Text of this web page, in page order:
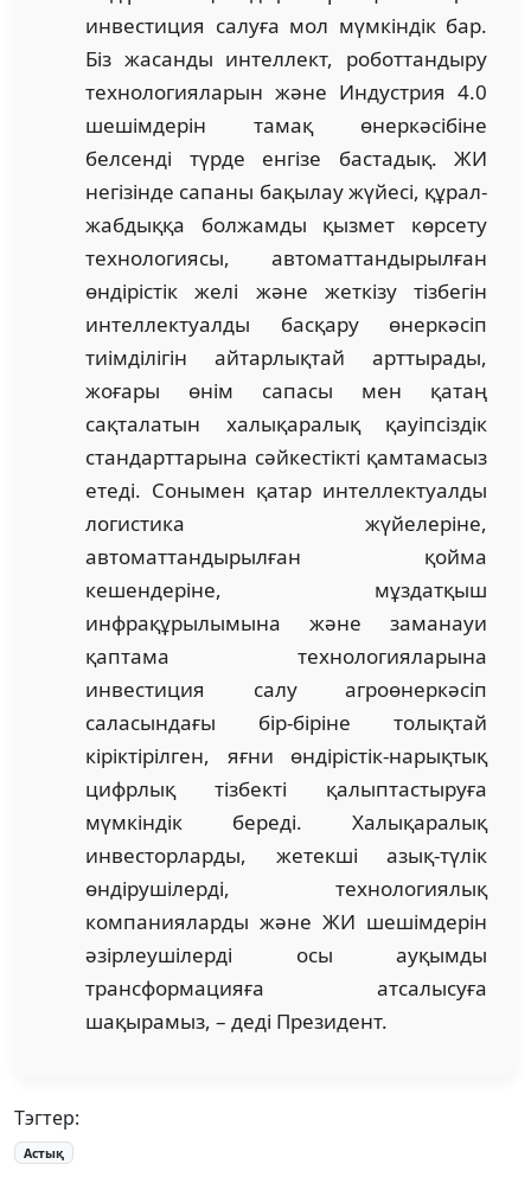
инвестиция салуға мол мүмкіндік бар.
Біз жасанды интеллект, роботтандыру
технологияларын және Индустрия 4.0
шешімдерін тамақ өнеркәсібіне
белсенді түрде енгізе бастадық. ЖИ
негізінде сапаны бақылау жүйесі, құрал-
жабдыққа болжамды қызмет көрсету
технологиясы, автоматтандырылған
өндірістік желі және жеткізу тізбегін
интеллектуалды басқару өнеркәсіп
тиімділігін айтарлықтай арттырады,
жоғары өнім сапасы мен қатаң
сақталатын халықаралық қауіпсіздік
стандарттарына сәйкестікті қамтамасыз
етеді. Сонымен қатар интеллектуалды
логистика жүйелеріне,
автоматтандырылған қойма
кешендеріне, мұздатқыш
инфрақұрылымына және заманауи
қаптама технологияларына
инвестиция салу агроөнеркәсіп
саласындағы бір-біріне толықтай
кіріктірілген, яғни өндірістік-нарықтық
цифрлық тізбекті қалыптастыруға
мүмкіндік береді. Халықаралық
инвесторларды, жетекші азық-түлік
өндірушілерді, технологиялық
компанияларды және ЖИ шешімдерін
әзірлеушілерді осы ауқымды
трансформацияға атсалысуға
шақырамыз, – деді Президент.
Тэгтер:
Астық